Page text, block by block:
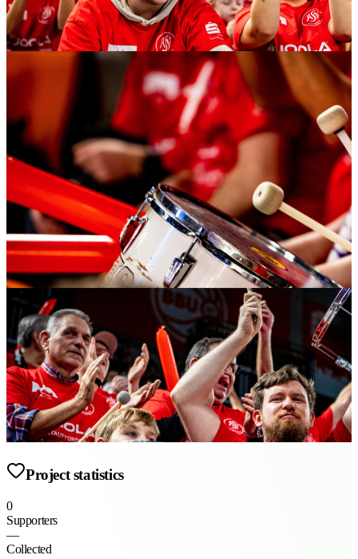
Project statistics
0
Supporters
—
Collected